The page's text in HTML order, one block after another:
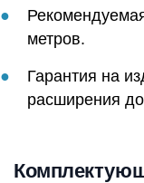
метров.
Гарантия на
расширения до